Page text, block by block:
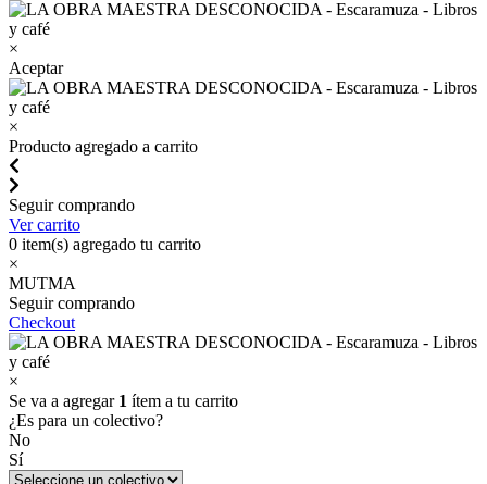
×
Aceptar
×
Producto agregado a carrito
Seguir comprando
Ver carrito
0 item(s) agregado tu carrito
×
MUTMA
Seguir comprando
Checkout
×
Se va a agregar 1 ítem a tu carrito
¿Es para un colectivo?
No
Sí